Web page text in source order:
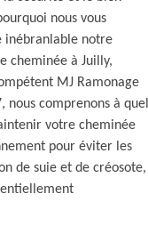
nous vous
inébranlable notre
cheminée à Juilly,
MJ Ramonage
nous comprenons à quel
votre cheminée
pour éviter les
de suie et de créosote,